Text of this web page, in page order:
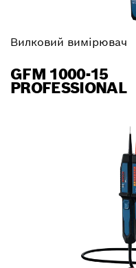
Вилковий вимірювач
GFM 1000-15
PROFESSIONAL